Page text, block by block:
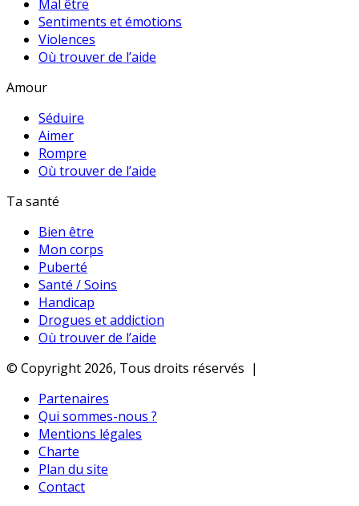
Mal être
Sentiments et émotions
Violences
Où trouver de l’aide
Amour
Séduire
Aimer
Rompre
Où trouver de l’aide
Ta santé
Bien être
Mon corps
Puberté
Santé / Soins
Handicap
Drogues et addiction
Où trouver de l’aide
© Copyright 2026, Tous droits réservés |
Partenaires
Qui sommes-nous ?
Mentions légales
Charte
Plan du site
Contact